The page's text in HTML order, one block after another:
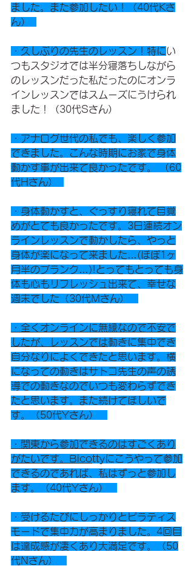
ました。また参加したい！（40代Kさ
ん）
・久しぶりの先生のレッスン！特にい
つもスタジオでは半分寝落ちしながら
のレッスンだった私だったのにオンラ
インレッスンではスムーズにうけられ
ました！（30代Sさん）
・アナログ世代の私でも、楽しく参加
できました。こんな時期にお家で身体
動かす事が出来て良かったです。 （60
代Hさん）
・身体動かすと、ぐっすり寝れて目覚
めがとても良かったです。3日連続オン
ラインレッスンで動かしたら、やっと
身体が楽になって来ました…(ほぼ1ヶ
月半のブランク…)!とってもとっても身
体も心もリフレッシュ出来て、幸せな
週末でした（30代Mさん）
・全くオンラインに無縁なので不安で
したが、レッスンでは動きに集中でき
自分なりによくできたと思います。横
になっての動きはサトコ先生の声の誘
導での動きなのでいつも変わらずでき
たと思います。また続けてほしいで
す。（50代Yさん）
・関東から参加できるのはすごくあり
がたいです。Bicottyにこうやって参加
できるのであれば、私はずっと参加し
ます。（40代Yさん）
・受けるたびにしっかりとピラティス
モードで集中力が高まりました。4回目
は達成感が凄くあり大満足です。（50
代Nさん）